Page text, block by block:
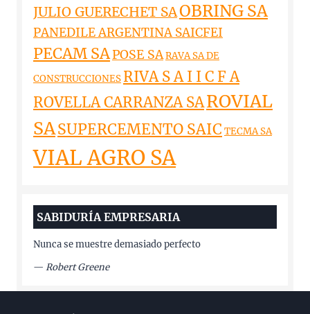
JULIO GUERECHET SAOBRING SA
PANEDILE ARGENTINA SAICFEI
PECAM SAPOSE SARAVA SA DE
CONSTRUCCIONES RIVA S A I I C F A
ROVELLA CARRANZA SAROVIAL
SASUPERCEMENTO SAIC TECMA SA
VIAL AGRO SA
SABIDURÍA EMPRESARIA
Nunca se muestre demasiado perfecto
— Robert Greene